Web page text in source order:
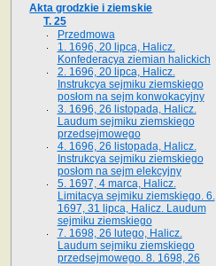
Akta grodzkie i ziemskie
T. 25
Przedmowa
1. 1696, 20 lipca, Halicz.
Konfederacya ziemian halickich
2. 1696, 20 lipca, Halicz.
Instrukcya sejmiku ziemskiego
posłom na sejm konwokacyjny
3. 1696, 26 listopada, Halicz.
Laudum sejmiku ziemskiego
przedsejmowego
4. 1696, 26 listopada, Halicz.
Instrukcya sejmiku ziemskiego
posłom na sejm elekcyjny
5. 1697, 4 marca, Halicz.
Limitacya sejmiku ziemskiego. 6.
1697, 31 lipca, Halicz. Laudum
sejmiku ziemskiego
7. 1698, 26 lutego, Halicz.
Laudum sejmiku ziemskiego
przedsejmowego. 8. 1698, 26